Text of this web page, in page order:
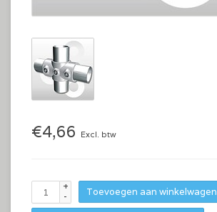
€4,66 Excl. btw
+
-
Toevoegen aan winkelwagen